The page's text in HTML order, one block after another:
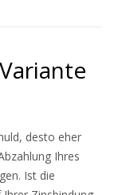
desto eher
Ihres
Ist die